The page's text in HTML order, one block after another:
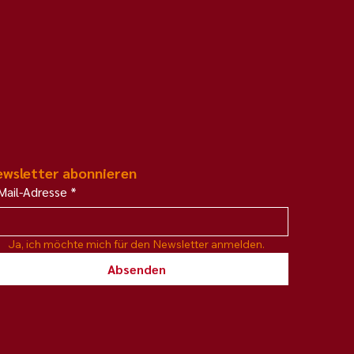
abonnieren
Adresse *
Ja, ich möchte mich für den Newsletter anmelden.
Absenden